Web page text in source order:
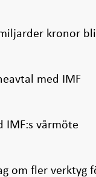
kronor
med IMF
IMF:s vårmöte
om fler verktyg